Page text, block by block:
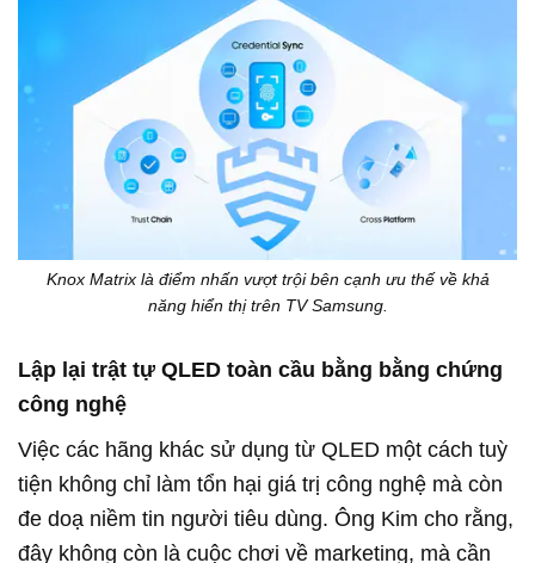
Knox Matrix là điểm nhấn vượt trội bên cạnh ưu thế về khả
năng hiển thị trên TV Samsung.
Lập lại trật tự QLED toàn cầu bằng bằng chứng
công nghệ
Việc các hãng khác sử dụng từ QLED một cách tuỳ
tiện không chỉ làm tổn hại giá trị công nghệ mà còn
đe doạ niềm tin người tiêu dùng. Ông Kim cho rằng,
đây không còn là cuộc chơi về marketing, mà cần